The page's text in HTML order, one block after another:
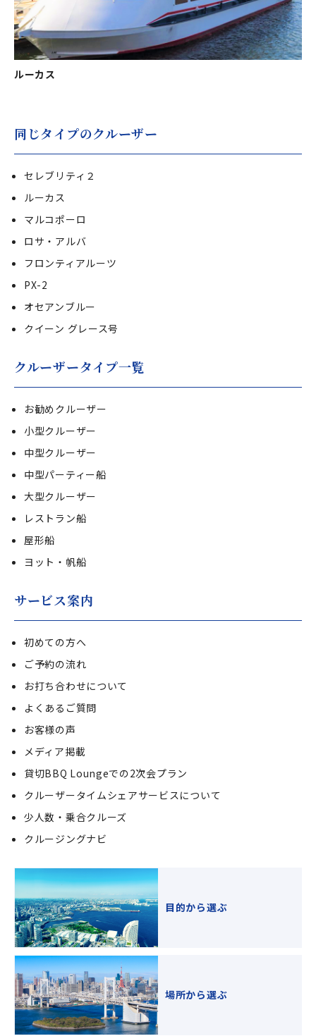
ルーカス
同じタイプのクルーザー
セレブリティ２
ルーカス
マルコポーロ
ロサ・アルバ
フロンティアルーツ
PX-2
オセアンブルー
クイーン グレース号
クルーザータイプ一覧
お勧めクルーザー
小型クルーザー
中型クルーザー
中型パーティー船
大型クルーザー
レストラン船
屋形船
ヨット・帆船
サービス案内
初めての方へ
ご予約の流れ
お打ち合わせについて
よくあるご質問
お客様の声
メディア掲載
貸切BBQ Loungeでの2次会プラン
クルーザータイムシェアサービスについて
少人数・乗合クルーズ
クルージングナビ
目的から選ぶ
場所から選ぶ